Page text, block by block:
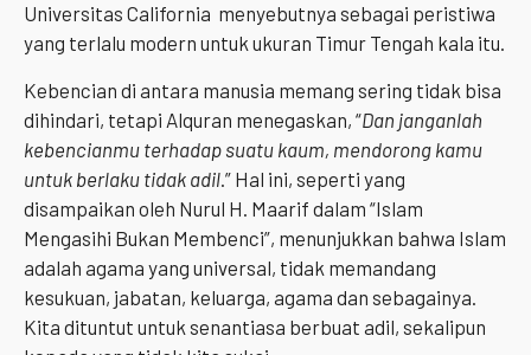
Universitas California menyebutnya sebagai peristiwa
yang terlalu modern untuk ukuran Timur Tengah kala itu.
Kebencian di antara manusia memang sering tidak bisa
dihindari, tetapi Alquran menegaskan, “Dan janganlah
kebencianmu terhadap suatu kaum, mendorong kamu
untuk berlaku tidak adil .” Hal ini, seperti yang
disampaikan oleh Nurul H. Maarif dalam “Islam
Mengasihi Bukan Membenci”, menunjukkan bahwa Islam
adalah agama yang universal, tidak memandang
kesukuan, jabatan, keluarga, agama dan sebagainya.
Kita dituntut untuk senantiasa berbuat adil, sekalipun